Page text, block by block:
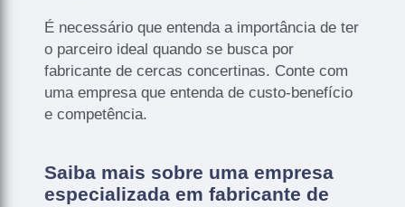
É necessário que entenda a importância de ter
o parceiro ideal quando se busca por
fabricante de cercas concertinas. Conte com
uma empresa que entenda de custo-benefício
e competência.
Saiba mais sobre uma empresa
especializada em fabricante de